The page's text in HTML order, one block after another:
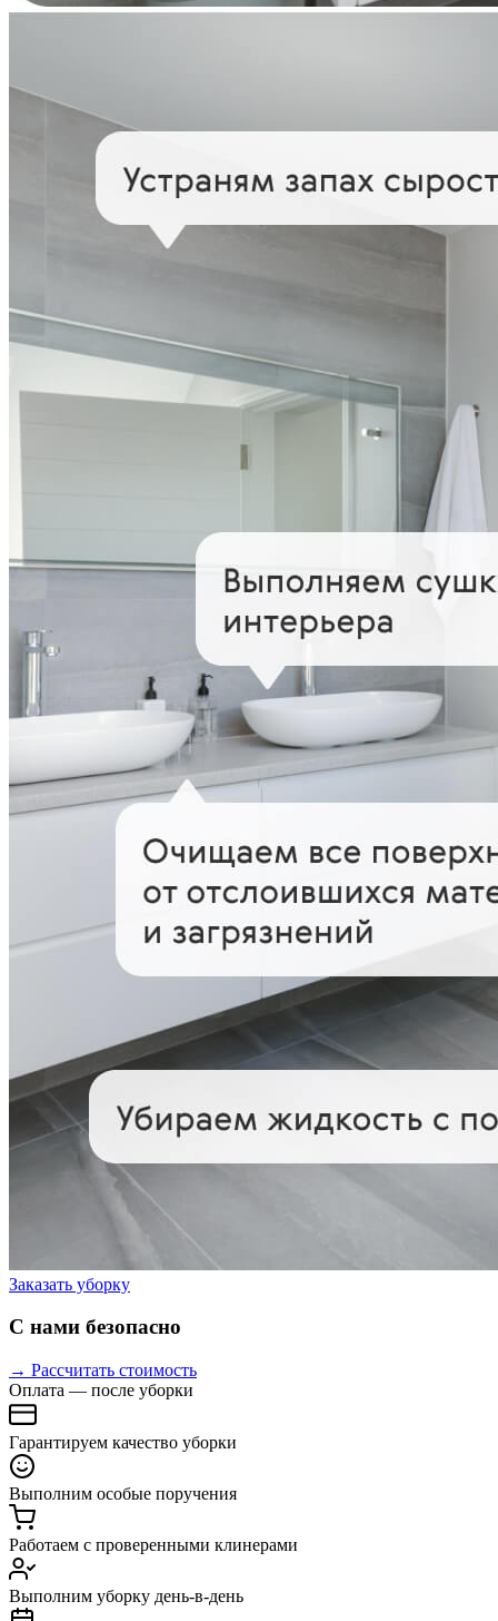
Заказать уборку
С нами безопасно
→ Рассчитать стоимость
Оплата — после уборки
Гарантируем качество уборки
Выполним особые поручения
Работаем с проверенными клинерами
Выполним уборку день-в-день